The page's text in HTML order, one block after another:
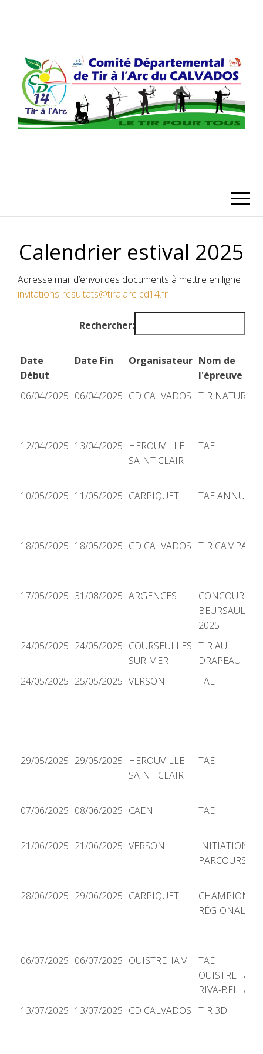
DU
DE TIR À
Calendrier estival 2025
Adresse mail d’envoi des documents à mettre en ligne :
invitations-resultats@tiralarc-cd14.fr
Rechercher:
Date
Début
Date Fin Organisateur Nom de
l'épreuve
Date
Date Fin Organisateur Nom de
06/04/2025 06/04/2025 CD CALVADOS TIR NATURE
12/04/2025 13/04/2025 HEROUVILLE
SAINT CLAIR
TAE
10/05/2025 11/05/2025 CARPIQUET TAE ANNUEL
18/05/2025 18/05/2025 CD CALVADOS TIR
17/05/2025 31/08/2025 ARGENCES
CONCOURS
BEURSAULT
2025
24/05/2025 24/05/2025 COURSEULLES
SUR MER
TIR AU
DRAPEAU
24/05/2025 25/05/2025 VERSON TAE
29/05/2025 29/05/2025 HEROUVILLE
SAINT CLAIR
TAE
07/06/2025 08/06/2025 CAEN TAE
21/06/2025 21/06/2025 VERSON
INITIATION
PARCOURS
28/06/2025 29/06/2025 CARPIQUET
RÉGIONAL
06/07/2025 06/07/2025 OUISTREHAM
TAE
OUISTREHAM
RIVA-BELLA
13/07/2025 13/07/2025 CD CALVADOS TIR 3D